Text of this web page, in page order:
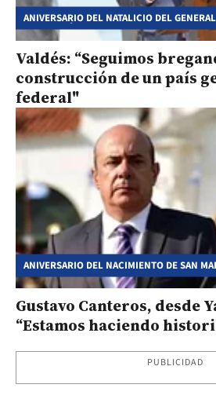
ANIVERSARIO DEL NATALICIO DEL
SAN MARTÍN
Valdés: “Seguimos
construcción de un país
federal"
ANIVERSARIO DEL NACIMIENTO DE SAN
Gustavo Canteros, desde
“Estamos haciendo
PUBLICIDAD